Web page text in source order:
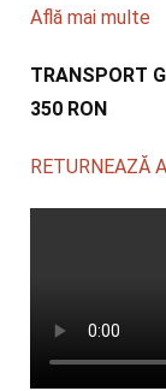
Află mai multe
TRANSPORT
350 RON
RETURNEAZĂ